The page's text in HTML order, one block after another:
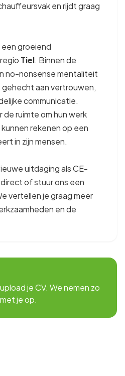
en rijdt graag
een groeiend
Tiel. Binnen de
no-nonsense mentaliteit
aan vertrouwen,
communicatie.
de ruimte om hun werk
rekenen op een
in zijn mensen.
uitdaging als CE-
of stuur ons een
vertellen je graag meer
en de
je CV. We nemen zo
je op.